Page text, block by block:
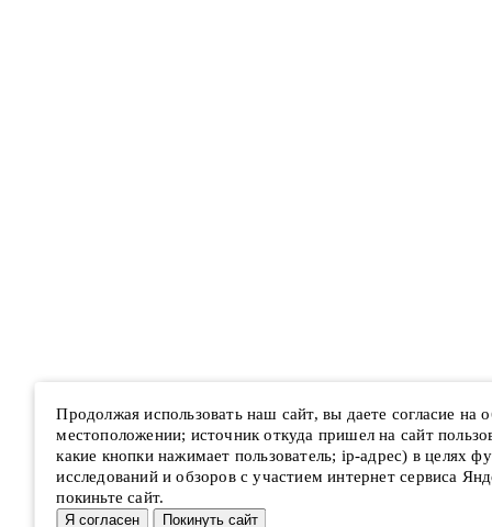
Продолжая использовать наш сайт, вы даете согласие на
местоположении; источник откуда пришел на сайт
какие кнопки нажимает пользователь; ip-адрес) в целях
исследований и обзоров с участием интернет сервиса
покиньте сайт.
Я согласен Покинуть сайт